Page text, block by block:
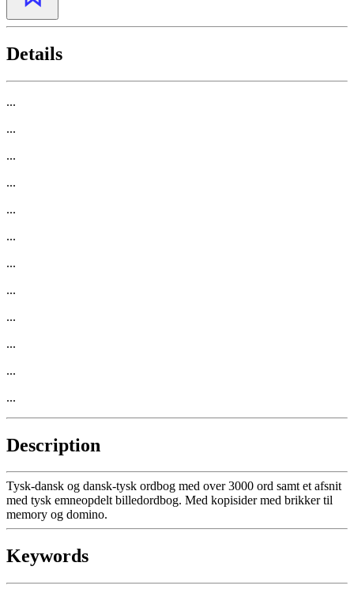
Details
...
...
...
...
...
...
...
...
...
...
...
...
Description
Tysk-dansk og dansk-tysk ordbog med over 3000 ord samt et afsnit
med tysk emneopdelt billedordbog. Med kopisider med brikker til
memory og domino.
Keywords